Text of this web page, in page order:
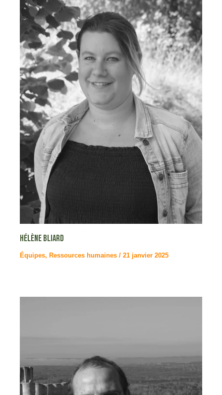
Hélène BLIARD
Équipes, Ressources humaines / 21 janvier 2025